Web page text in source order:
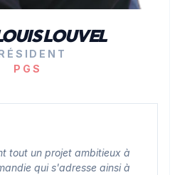
LOUVEL
PGS
tout un projet ambitieux à
qui s'adresse ainsi à